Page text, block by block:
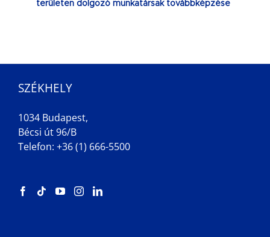
területen dolgozó munkatársak továbbképzése
SZÉKHELY
1034 Budapest,
Bécsi út 96/B
Telefon: +36 (1) 666-5500